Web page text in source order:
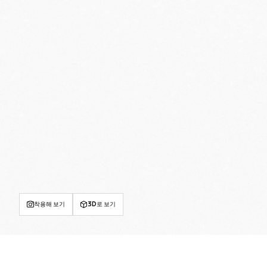
착용해 보기 3D로 보기